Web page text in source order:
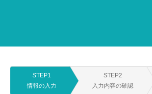
STEP1
情報の入力
STEP2
入力内容の確認